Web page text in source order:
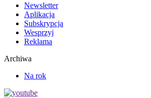
Newsletter
Aplikacja
Subskrypcja
Wesprzyj
Reklama
Archiwa
Na rok